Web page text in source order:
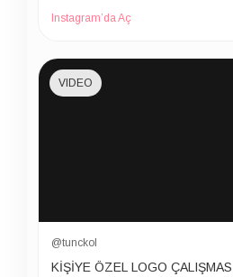
Instagram’da Aç
VIDEO
@tunckol
KİŞİYE ÖZEL LOGO